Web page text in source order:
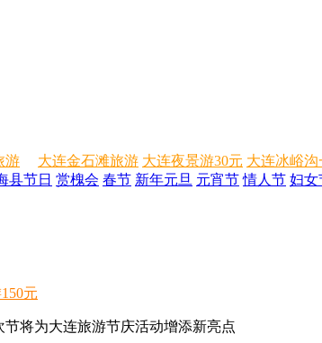
游 大连金石滩旅游 大连夜景游30元 大连冰峪沟
县节日 赏槐会 春节 新年元旦 元宵节 情人节 妇女
元
节将为大连旅游节庆活动增添新亮点